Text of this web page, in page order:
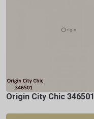
Origin City Chic 346501